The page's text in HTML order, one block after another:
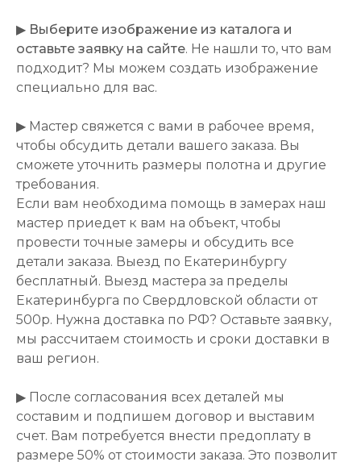
▶ Выберите изображение из каталога и
оставьте заявку на сайте. Не нашли то, что вам
подходит? Мы можем создать изображение
специально для вас.
▶ Мастер свяжется с вами в рабочее время,
чтобы обсудить детали вашего заказа. Вы
сможете уточнить размеры полотна и другие
требования.
Если вам необходима помощь в замерах наш
мастер приедет к вам на объект, чтобы
провести точные замеры и обсудить все
детали заказа. Выезд по Екатеринбургу
бесплатный. Выезд мастера за пределы
Екатеринбурга по Свердловской области от
500р. Нужна доставка по РФ? Оставьте заявку,
мы рассчитаем стоимость и сроки доставки в
ваш регион.
▶ После согласования всех деталей мы
составим и подпишем договор и выставим
счет. Вам потребуется внести предоплату в
размере 50% от стоимости заказа. Это позволит